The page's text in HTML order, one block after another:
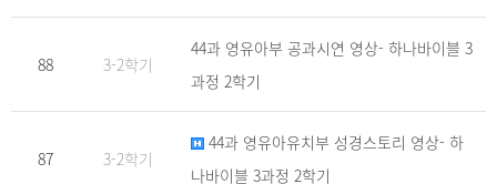
88 3-2학기
44과 영유아부 공과시연 영상- 하나바이블 3
과정 2학기
87 3-2학기
44과 영유아유치부 성경스토리 영상- 하
나바이블 3과정 2학기